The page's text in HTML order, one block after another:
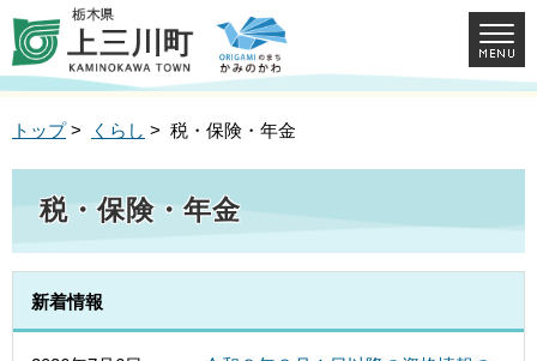
トップ> くらし > 税・保険・年金
税・保険・年金
新着情報